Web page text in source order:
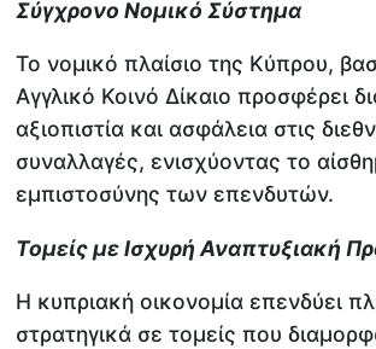
Σύγχρονο Νομικό Σύστημα
Το νομικό πλαίσιο της Κύπρου,
Αγγλικό Κοινό Δίκαιο προσφέρει
αξιοπιστία και ασφάλεια στις
συναλλαγές, ενισχύοντας το
εμπιστοσύνης των επενδυτών.
Τομείς με Ισχυρή Αναπτυξιακή
Η κυπριακή οικονομία επενδύει
στρατηγικά σε τομείς που